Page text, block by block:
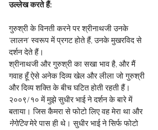
उल्लेख करते हैं:
गुरुश्री के विनती करने पर श्रीनाथजी उनके
‘लालन’ स्वरूप में प्रगट होते हैं, उनके मुखरविद से
दर्शन देते हैं।
श्रीनाथजी और गुरुश्री का सखा भाव है, और मैं
गवाह हूँ ऐसे अनेक दिव्य खेल और लीला जो गुरुश्री
और दिव्य शक्ति के बीच घटित होती रहती हैं।
२००९/१० में मुझे सुधीर भाई ने दर्शन के बारे में
बताया। जिस कैमरा से फोटो लिए वह मेरा था और
नेगेटिव मेरे पास ही थे। सुधीर भाई ने सिर्फ फोटो